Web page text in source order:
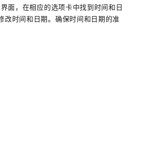
面，在相应的选项卡中找到时间和日
时间和日期。确保时间和日期的准